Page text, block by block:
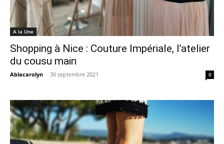
A la Une
Shopping à Nice : Couture Impériale, l’atelier
du cousu main
Ablacarolyn - 30 septembre 2021 0